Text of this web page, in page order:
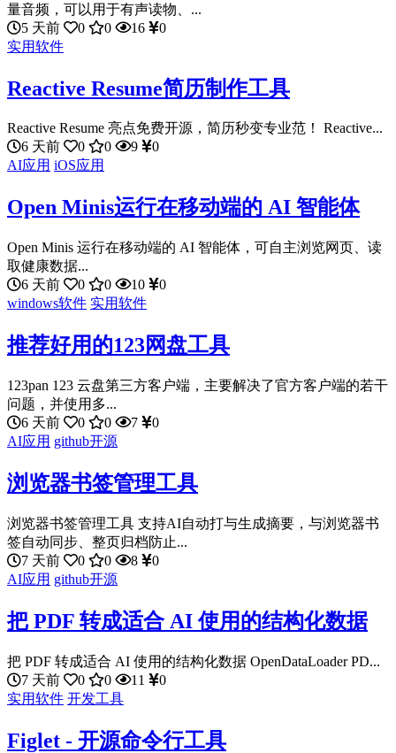
量音频，可以用于有声读物、...
5 天前
0 0 16
0
实用软件
Reactive Resume简历制作工具
Reactive Resume 亮点免费开源，简历秒变专业范！ Reactive...
6 天前
0 0 9
0
AI应用 iOS应用
Open Minis运行在移动端的 AI 智能体
Open Minis 运行在移动端的 AI 智能体，可自主浏览网页、读
取健康数据...
6 天前
0 0 10
0
windows软件 实用软件
推荐好用的123网盘工具
123pan 123 云盘第三方客户端，主要解决了官方客户端的若干
问题，并使用多...
6 天前
0 0 7
0
AI应用 github开源
浏览器书签管理工具
浏览器书签管理工具 支持AI自动打与生成摘要，与浏览器书
签自动同步、整页归档防止...
7 天前
0 0 8
0
AI应用 github开源
把 PDF 转成适合 AI 使用的结构化数据
把 PDF 转成适合 AI 使用的结构化数据 OpenDataLoader PD...
7 天前
0 0 11
0
实用软件 开发工具
Figlet - 开源命令行工具